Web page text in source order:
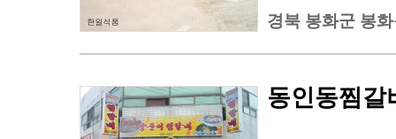
경북 봉화군 봉
동인동찜갈